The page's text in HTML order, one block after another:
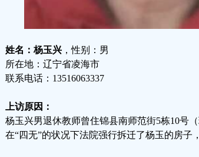
姓名：杨玉兴，性别：男
所在地：辽宁省凌海市
联系电话：13516063337
上访原因：
杨玉兴男退休教师曾住锦县南师范街5栋10号
在“四无”的状况下法院强行拆迁了杨玉的房子